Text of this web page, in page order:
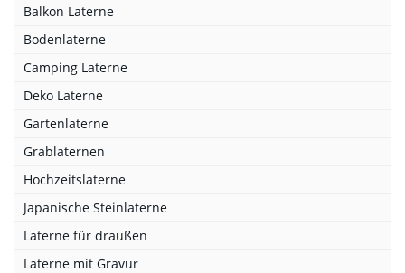
Balkon Laterne
Bodenlaterne
Camping Laterne
Deko Laterne
Gartenlaterne
Grablaternen
Hochzeitslaterne
Japanische Steinlaterne
Laterne für draußen
Laterne mit Gravur